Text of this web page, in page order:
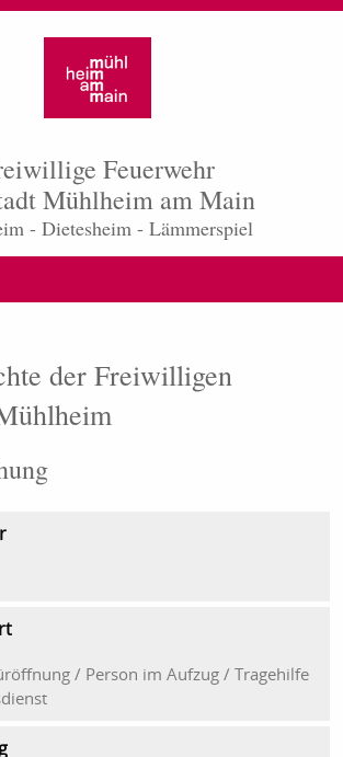
Feuerwehr
Mühlheim am Main
- Dietesheim - Lämmerspiel
der Freiwilligen
/ Person im Aufzug / Tragehilfe